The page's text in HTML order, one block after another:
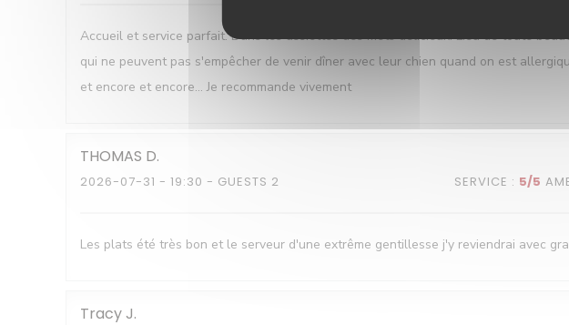
Accueil et service parfait. Dans les assiettes des mets délicieux. Lieu de toute
qui ne peuvent pas s'empêcher de venir dîner avec leur chien quand on est
et encore et encore... Je recommande vivement
THOMAS D
2026-07-31 - 19:30 - GUESTS 2 SERVICE : 5/5
Les plats été très bon et le serveur d'une extrême gentillesse j'y reviendrai avec
TracyJ